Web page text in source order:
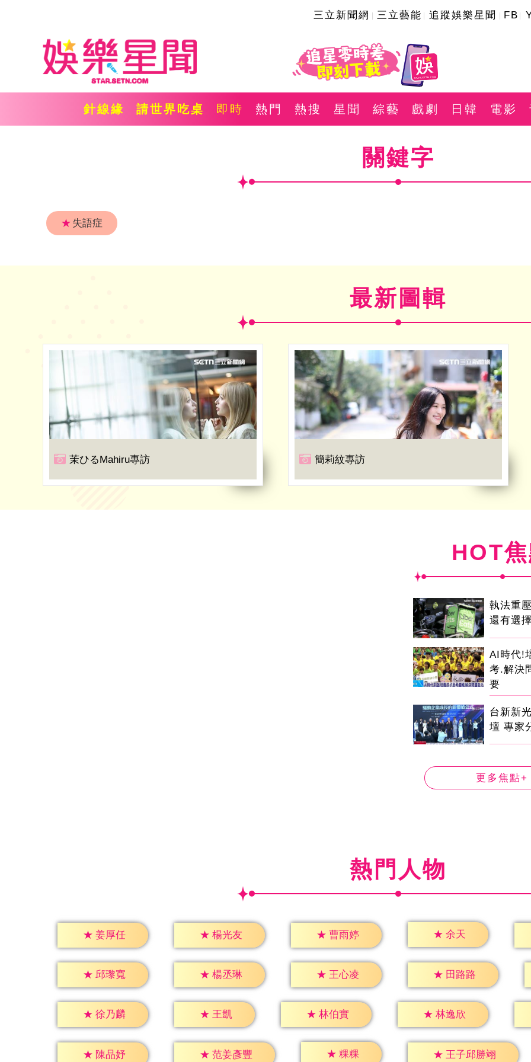
三立新聞網 三立藝能 追蹤娛樂星聞 FB
針線緣 請世界吃桌 即時 熱門 熱搜 星聞 綜藝 戲劇 日韓 電影
關鍵字
★ 失語症
最新圖輯
茉ひるMahiru專訪 簡莉紋專訪
HOT
執法重
還有選
AI時代!
考.解決
要
台新新
壇 專家
更多焦點+
熱門人物
★ 姜厚任 ★ 楊光友 ★ 曹雨婷 ★ 余天
★ 邱瓈寬 ★ 楊丞琳 ★ 王心凌 ★ 田路路
★ 徐乃麟 ★ 王凱 ★ 林伯實 ★ 林逸欣
★ 陳品妤 ★ 范姜彥豐 ★ 粿粿 ★ 王子邱勝翊